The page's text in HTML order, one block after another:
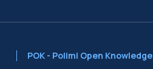
POK - Polimi Open Knowledge